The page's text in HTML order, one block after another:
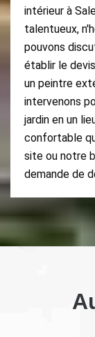
intérieur à
talentueux,
pouvons
établir le
un peintre
intervenons
jardin en un
confortable
site ou notre
demande de